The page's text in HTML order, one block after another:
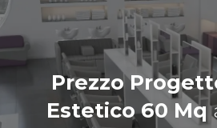
Prezzo
Estetico 60 Mq